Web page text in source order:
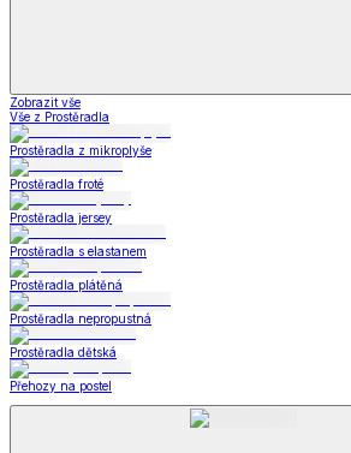
Zobrazit vše
Vše z Prostěradla
Prostěradla z mikroplyše
Prostěradla froté
Prostěradla jersey
Prostěradla s elastanem
Prostěradla plátěná
Prostěradla nepropustná
Prostěradla dětská
Přehozy na postel